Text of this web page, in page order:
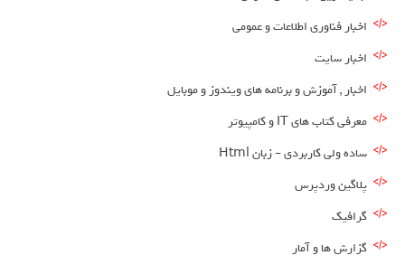
اخبار فناوری اطلاعات و عمومی
اخبار سایت
اخبار , آموزش و برنامه های ویندوز و موبایل
معرفی کتاب های IT و کامپیوتر
ساده ولی کاربردی – زبان Html
پلاگین وردپرس
گرافیک
گزارش ها و آمار